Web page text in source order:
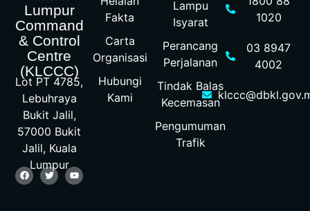
Lumpur
Command
& Control
Centre
(KLCCC)
Lot PT 4785,
Lebuhraya
Bukit Jalil,
57000 Bukit
Jalil, Kuala
Lumpur
Fakta
Carta
Organisasi
Hubungi
Kami
Lampu
Isyarat
Perancang
Perjalanan
Tindak Balas
Kecemasan
Pengumuman
Trafik
1020
03 8947
4002